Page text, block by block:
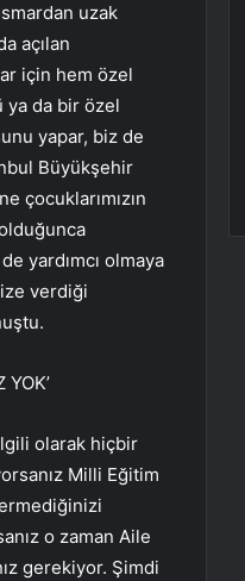
uzak
açılan
için hem özel
ya da bir özel
yapar, biz de
Büyükşehir
çocuklarımızın
yardımcı olmaya
verdiği
olarak hiçbir
Milli Eğitim
o zaman Aile
gerekiyor. Şimdi